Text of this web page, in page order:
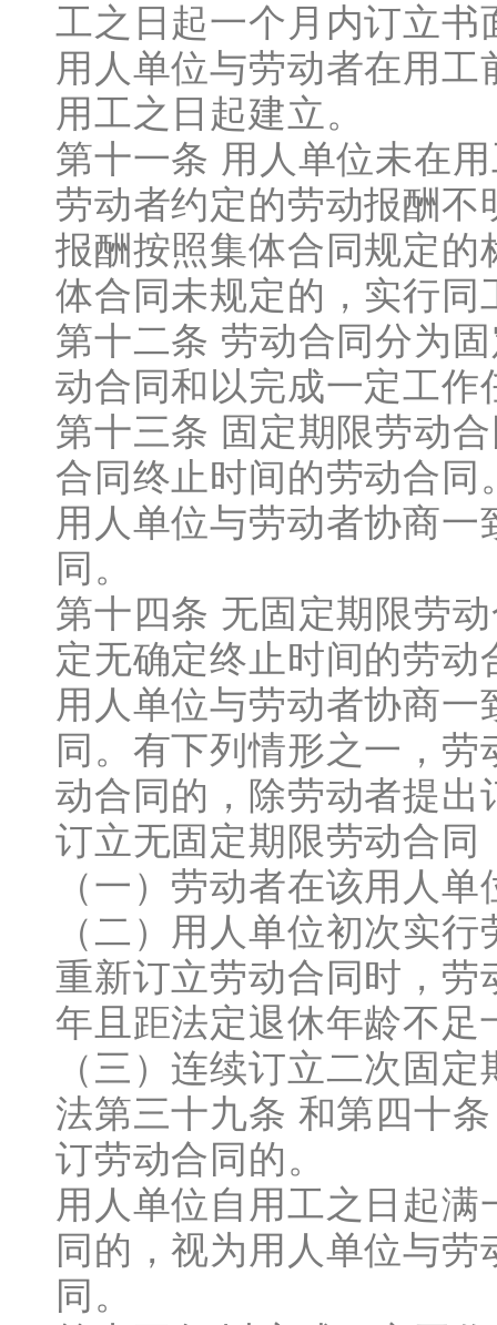
工之日起一个月内订立书
用人单位与劳动者在用
用工之日起建立。
第十一条 用人单位未在
劳动者约定的劳动报酬
报酬按照集体合同规定
体合同未规定的，实行同
第十二条 劳动合同分为
动合同和以完成一定工
第十三条 固定期限劳动
合同终止时间的劳动合同
用人单位与劳动者协商
同。
第十四条 无固定期限劳
定无确定终止时间的劳动
用人单位与劳动者协商
同。有下列情形之一，
动合同的，除劳动者提
订立无固定期限劳动合同
（一）劳动者在该用人
（二）用人单位初次实
重新订立劳动合同时，
年且距法定退休年龄不足
（三）连续订立二次固
法第三十九条 和第四十
订劳动合同的。
用人单位自用工之日起
同的，视为用人单位与
同。